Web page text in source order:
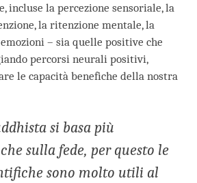
incluse la percezione sensoriale, la
la ritenzione mentale, la
– sia quelle positive che
percorsi neurali positivi,
le capacità benefiche della nostra
si basa più
sulla fede, per questo le
sono molto utili al